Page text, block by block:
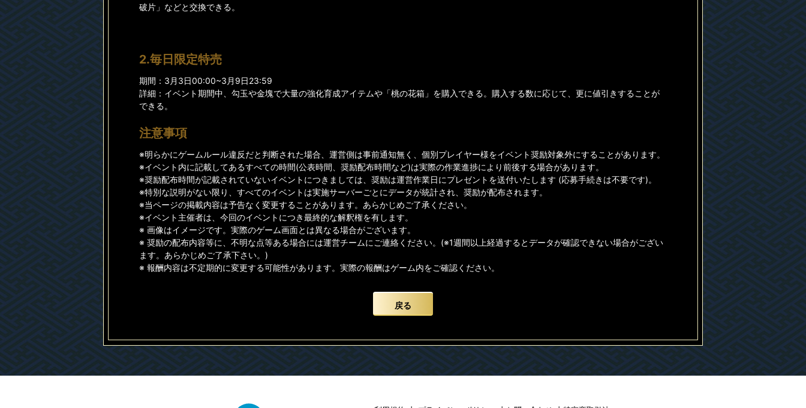
破片」などと交換できる。
2.毎日限定特売
期間：3月3日00:00~3月9日23:59
詳細：イベント期間中、勾玉や金塊で大量の強化育成アイテムや「桃の花箱」を購入できる。購入する数に応じて、更に値引きすることが
できる。
注意事項
※明らかにゲームルール違反だと判断された場合、運営側は事前通知無く、個別プレイヤー様をイベント奨励対象外にすることがあります。
※イベント内に記載してあるすべての時間(公表時間、奨励配布時間など)は実際の作業進捗により前後する場合があります。
※奨励配布時間が記載されていないイベントにつきましては、奨励は運営作業日にプレゼントを送付いたします (応募手続きは不要です)。
※特別な説明がない限り、すべてのイベントは実施サーバーごとにデータが統計され、奨励が配布されます。
※当ページの掲載内容は予告なく変更することがあります。あらかじめご了承ください。
※イベント主催者は、今回のイベントにつき最終的な解釈権を有します。
※ 画像はイメージです。実際のゲーム画面とは異なる場合がございます。
※ 奨励の配布内容等に、不明な点等ある場合には運営チームにご連絡ください。(※1週間以上経過するとデータが確認できない場合がござい
ます。あらかじめご了承下さい。)
※ 報酬内容は不定期的に変更する可能性があります。実際の報酬はゲーム内をご確認ください。
戻る